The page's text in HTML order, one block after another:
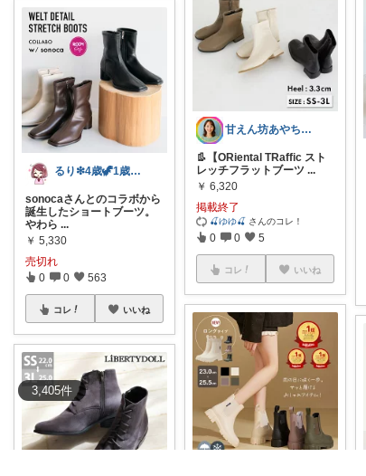
3,405件
るり❇︎4歳🦖1歳🎀ママ
sonocaさんとのコラボから
誕生したショートブーツ。
やわら ...
￥ 5,330
売切れ
0 0 563
コレ いいね
甘えん坊あやちゃん
👢【ORiental TRaffic スト
レッチフラットブーツ ...
￥ 6,320
掲載終了
🍒ゆゆ🍒 さんのコレ！
0 0 5
コレ いいね